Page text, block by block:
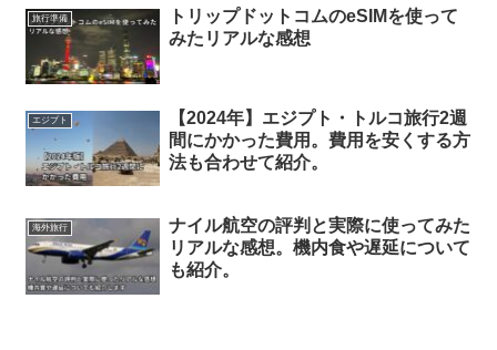
旅行準備
トリップドットコムのeSIMを使って
みたリアルな感想
エジプト
【2024年】エジプト・トルコ旅行2週
間にかかった費用。費用を安くする方
法も合わせて紹介。
海外旅行
ナイル航空の評判と実際に使ってみた
リアルな感想。機内食や遅延について
も紹介。